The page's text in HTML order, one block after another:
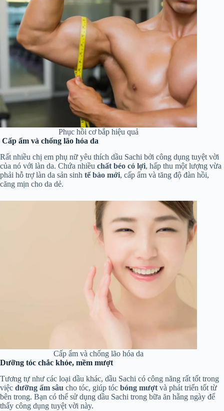
Phục hồi cơ bắp hiệu quả
Cấp ẩm và chống lão hóa da
Rất nhiều chị em phụ nữ yêu thích dầu Sachi bởi công dụng tuyệt vời
của nó với làn da. Chứa nhiều chất béo có lợi, hấp thu một lượng vừa
phải hỗ trợ làn da sản sinh tế bào mới, cấp ẩm và tăng độ đàn hồi,
căng mịn cho da dẻ.
Cấp ẩm và chống lão hóa da
Dưỡng tóc chắc khỏe, mềm mượt
Tương tự như các loại dầu khác, dầu Sachi có công năng rất tốt trong
việc dưỡng ẩm sâu cho tóc, giúp tóc bóng mượtvà phát triển tốt từ
bên trong. Bạn có thể sử dụng dầu Sachi trong bữa ăn hằng ngày để
thấy công dụng tuyệt vời này.